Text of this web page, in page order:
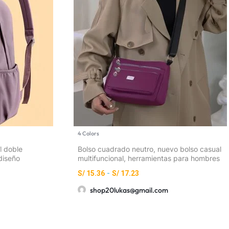
doble
4 Colors
Bolso cuadrado neutro, nuevo bolso casual
multifuncional, herramientas para hombres
viaje cruzado, mochila [cierre aleatorio
S/ 15.36 - S/ 17.23
shop20lukas@gmail.com